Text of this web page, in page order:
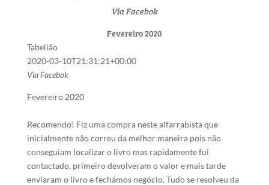
Via Facebok
Fevereiro 2020
Tabelião
2020-03-10T21:31:21+00:00
Via Facebok
Fevereiro 2020
Recomendo! Fiz uma compra neste alfarrabista que
inicialmente não correu da melhor maneira pois não
conseguiam localizar o livro mas rapidamente fui
contactado, primeiro devolveram o valor e mais tarde
enviaram o livro e fechámos negócio. Tudo se resolveu da